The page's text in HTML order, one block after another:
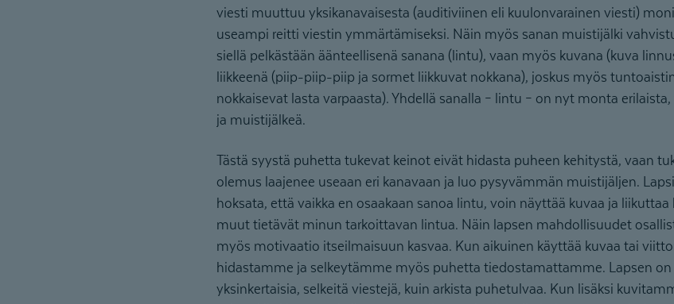
viesti muuttuu yksikanavaisesta (auditiviinen eli kuulonvarainen viesti)
useampi reitti viestin ymmärtämiseksi. Näin myös sanan muistijälki
siellä pelkästään äänteellisenä sanana (lintu), vaan myös kuvana (kuva
liikkeenä (piip-piip-piip ja sormet liikkuvat nokkana), joskus myös
nokkaisevat lasta varpaasta). Yhdellä sanalla – lintu – on nyt monta
ja muistijälkeä.
Tästä syystä puhetta tukevat keinot eivät hidasta puheen kehitystä, vaan
olemus laajenee useaan eri kanavaan ja luo pysyvämmän muistijäljen.
hoksata, että vaikka en osaakaan sanoa lintu, voin näyttää kuvaa ja
muut tietävät minun tarkoittavan lintua. Näin lapsen mahdollisuudet
myös motivaatio itseilmaisuun kasvaa. Kun aikuinen käyttää kuvaa tai
hidastamme ja selkeytämme myös puhetta tiedostamattamme. Lapsen
yksinkertaisia, selkeitä viestejä, kuin arkista puhetulvaa. Kun lisäksi